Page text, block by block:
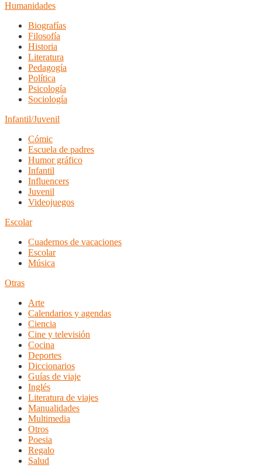
Humanidades
Biografías
Filosofía
Historia
Literatura
Pedagogía
Política
Psicología
Sociología
Infantil/Juvenil
Cómic
Escuela de padres
Humor gráfico
Infantil
Influencers
Juvenil
Videojuegos
Escolar
Cuadernos de vacaciones
Escolar
Música
Otras
Arte
Calendarios y agendas
Ciencia
Cine y televisión
Cocina
Deportes
Diccionarios
Guías de viaje
Inglés
Literatura de viajes
Manualidades
Multimedia
Otros
Poesia
Regalo
Salud